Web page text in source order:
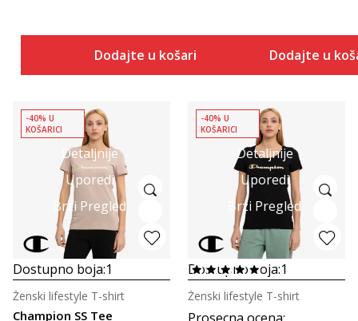
Dodajte u košaricu Dodajte u
Detaljnije
Uporedi
Brzi Pregled
-40% U
KOŠARICI
Dostupno boja:1
Champion SS Tee
Ženski lifestyle T-shirt
Detaljnije
Uporedi
Brzi Pregled
-40% U
KOŠARICI
Dostupno boja:1
Ženski lifestyle T-shirt